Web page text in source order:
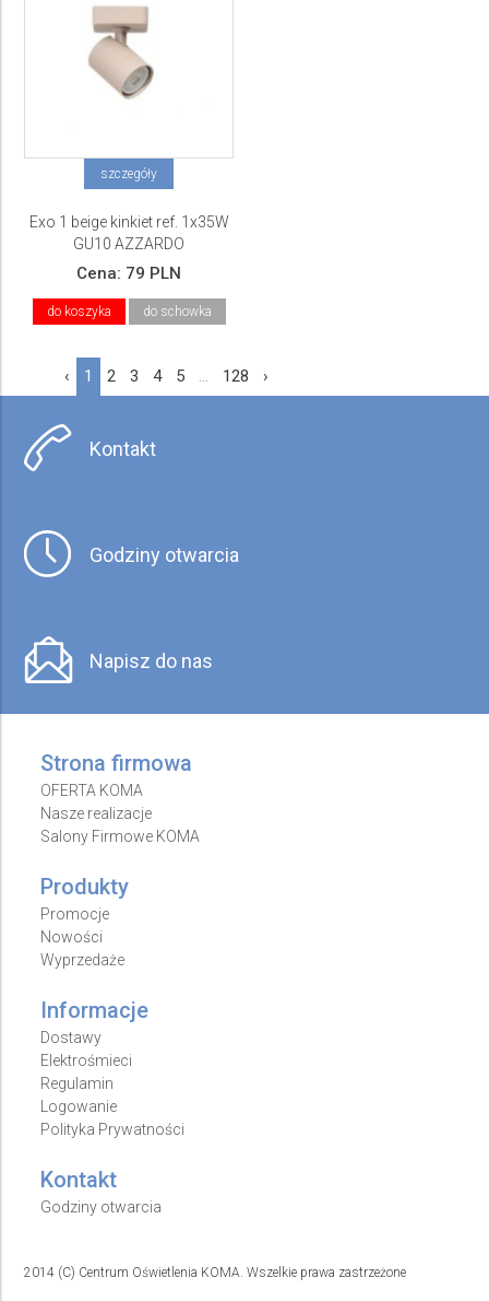
szczegóły
Exo 1 beige kinkiet ref. 1x35W
GU10 AZZARDO
Cena: 79 PLN
do koszyka do schowka
‹ 1 2 3 4 5 ... 128 ›
Kontakt
Godziny otwarcia
Napisz do nas
Strona firmowa
OFERTA KOMA
Nasze realizacje
Salony Firmowe KOMA
Produkty
Promocje
Nowości
Wyprzedaże
Informacje
Dostawy
Elektrośmieci
Regulamin
Logowanie
Polityka Prywatności
Kontakt
Godziny otwarcia
2014 (C) Centrum Oświetlenia KOMA. Wszelkie prawa zastrzeżone